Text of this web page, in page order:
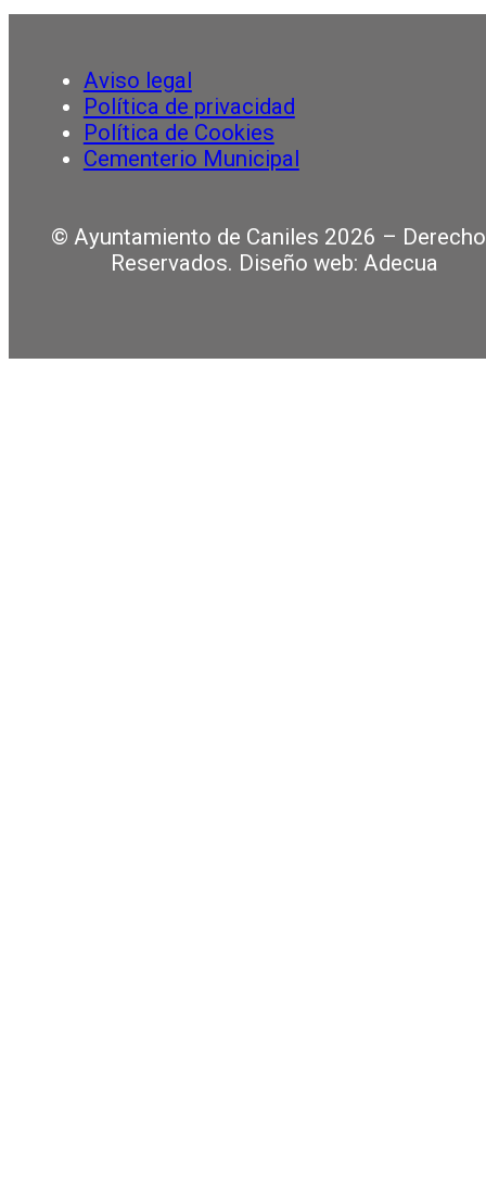
Aviso legal
Política de privacidad
Política de Cookies
Cementerio Municipal
© Ayuntamiento de Caniles 2026 –
Reservados. Diseño web: Adecua